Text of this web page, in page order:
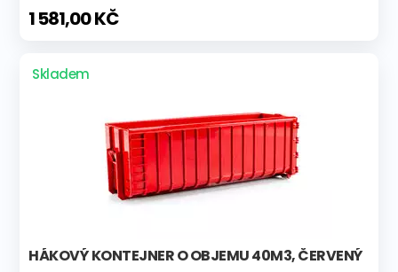
1 581,00 KČ
Skladem
HÁKOVÝ KONTEJNER O OBJEMU 40M3, ČERVENÝ